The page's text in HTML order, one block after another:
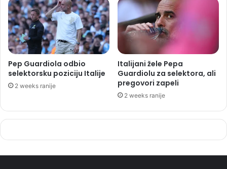
Pep Guardiola odbio
selektorsku poziciju Italije
2 weeks ranije
Italijani žele Pepa
Guardiolu za selektora, ali
pregovori zapeli
2 weeks ranije